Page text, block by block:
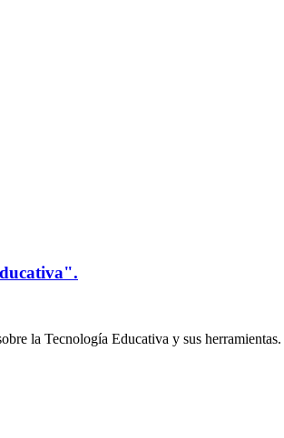
la Tecnología Educativa y sus herramientas.